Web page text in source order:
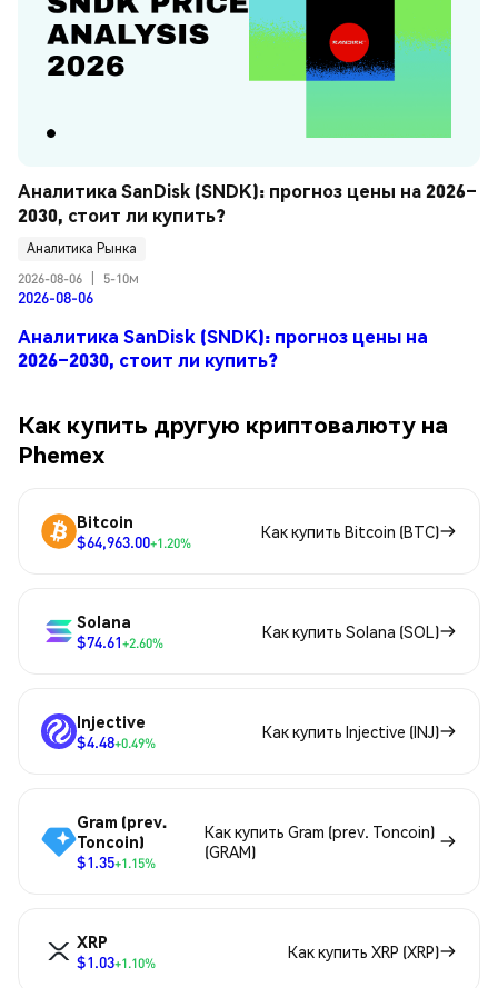
Аналитика SanDisk (SNDK): прогноз цены на 2026–
2030, стоит ли купить?
Аналитика Рынка
2026-08-06
5-10м
2026-08-06
Аналитика SanDisk (SNDK): прогноз цены на
2026–2030, стоит ли купить?
Как купить другую криптовалюту на
Phemex
Bitcoin
$64,963.00+1.20%
Как купить Bitcoin (BTC)
Solana
$74.61+2.60%
Как купить Solana (SOL)
Injective
$4.48+0.49%
Как купить Injective (INJ)
Gram (prev.
Toncoin)
$1.35+1.15%
Как купить Gram (prev. Toncoin)
(GRAM)
XRP
$1.03+1.10%
Как купить XRP (XRP)